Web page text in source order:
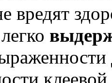
вредят